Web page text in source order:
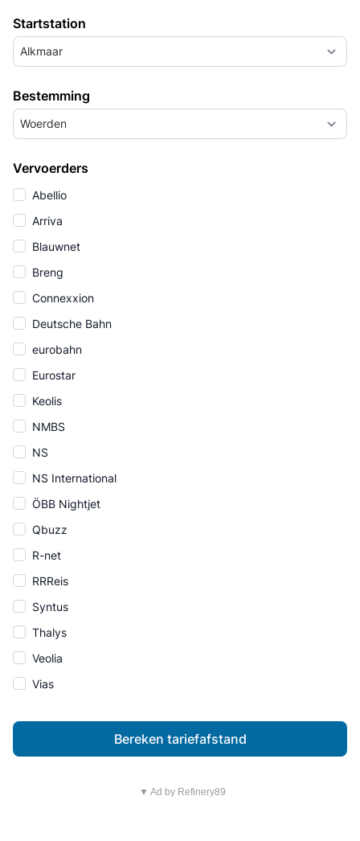
Startstation
Alkmaar
Bestemming
Woerden
Vervoerders
Abellio
Arriva
Blauwnet
Breng
Connexxion
Deutsche Bahn
eurobahn
Eurostar
Keolis
NMBS
NS
NS International
ÖBB Nightjet
Qbuzz
R-net
RRReis
Syntus
Thalys
Veolia
Vias
Bereken tariefafstand
▼ Ad by Refinery89